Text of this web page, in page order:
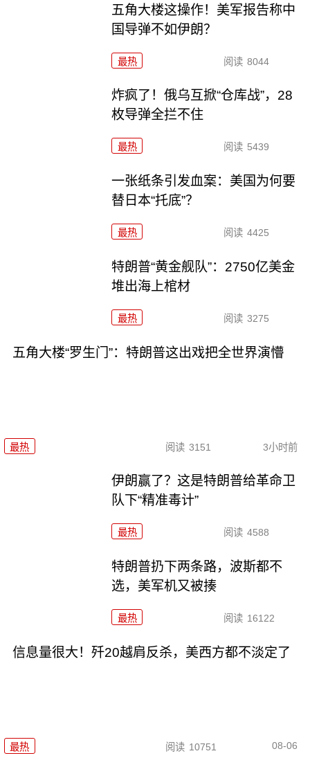
五角大楼这操作！美军报告称中
国导弹不如伊朗？
最热 阅读 8044
炸疯了！俄乌互掀“仓库战”，28
枚导弹全拦不住
最热 阅读 5439
一张纸条引发血案：美国为何要
替日本“托底”？
最热 阅读 4425
特朗普“黄金舰队”：2750亿美金
堆出海上棺材
最热 阅读 3275
五角大楼“罗生门”：特朗普这出戏把全世界演懵
最热 阅读 3151 3小时前
伊朗赢了？这是特朗普给革命卫
队下“精准毒计”
最热 阅读 4588
特朗普扔下两条路，波斯都不
选，美军机又被揍
最热 阅读 16122
信息量很大！歼20越肩反杀，美西方都不淡定了
最热 阅读 10751 08-06